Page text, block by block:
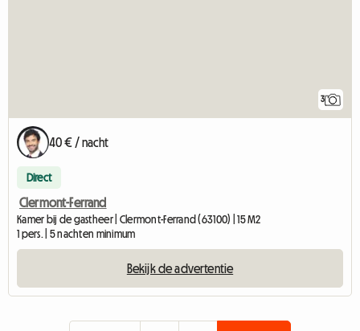
3
40 € / nacht
Direct
Clermont-Ferrand
Kamer bij de gastheer | Clermont-Ferrand (63100) | 15 M2
1 pers. | 5 nachten minimum
Bekijk de advertentie